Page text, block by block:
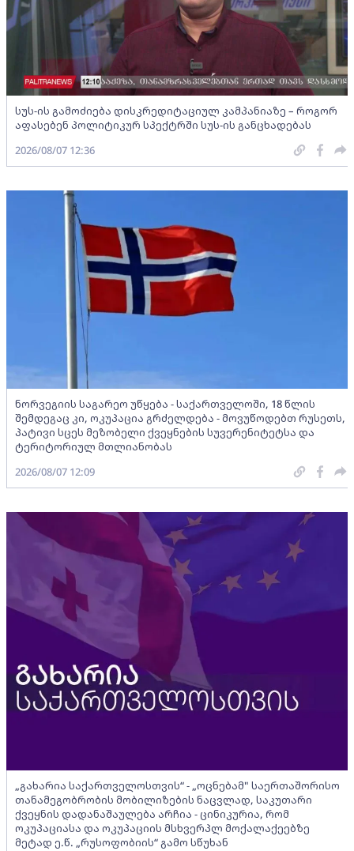
სუს-ის გამოძიება დისკრედიტაციულ კამპანიაზე – როგორ
აფასებენ პოლიტიკურ სპექტრში სუს-ის განცხადებას
2026/08/07 12:36
ნორვეგიის საგარეო უწყება - საქართველოში, 18 წლის
შემდეგაც კი, ოკუპაცია გრძელდება - მოვუწოდებთ რუსეთს,
პატივი სცეს მეზობელი ქვეყნების სუვერენიტეტსა და
ტერიტორიულ მთლიანობას
2026/08/07 12:09
„გახარია საქართველოსთვის“ - „ოცნებამ" საერთაშორისო
თანამეგობრობის მობილიზების ნაცვლად, საკუთარი
ქვეყნის დადანაშაულება არჩია - ცინიკურია, რომ
ოკუპაციასა და ოკუპაციის მსხვერპლ მოქალაქეებზე
მეტად ე.წ. „რუსოფობიის“ გამო სწუხან